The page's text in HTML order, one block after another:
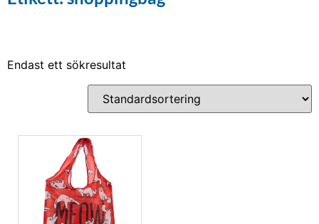
Endast ett sökresultat